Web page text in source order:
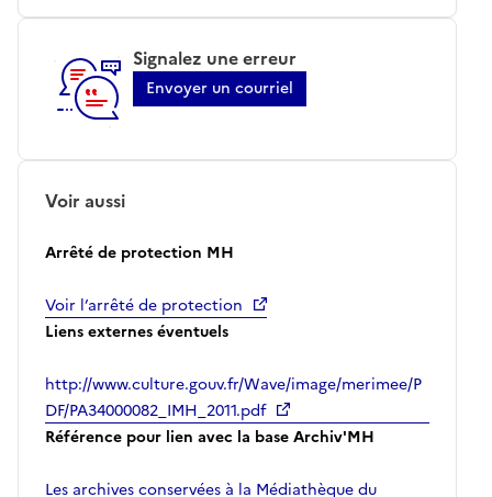
Signalez une erreur
Envoyer un courriel
Voir aussi
Arrêté de protection MH
Voir l’arrêté de protection
Liens externes éventuels
http://www.culture.gouv.fr/Wave/image/merimee/P
DF/PA34000082_IMH_2011.pdf
Référence pour lien avec la base Archiv'MH
Les archives conservées à la Médiathèque du